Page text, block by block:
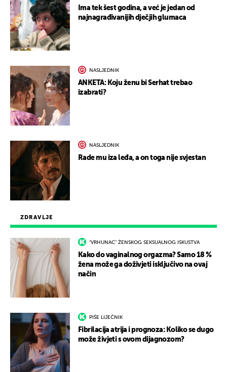
ZDRAVLJE
"VRHUNAC" ŽENSKOG SEKSUALNOG ISKUSTVA
Kako do vaginalnog orgazma? Samo 18 %
žena može ga doživjeti isključivo na ovaj
način
PIŠE LIJEČNIK
Fibrilacija atrija i prognoza: Koliko se dugo
može živjeti s ovom dijagnozom?
Ima tek šest godina, a već je jedan od
najnagrađivanijih dječjih glumaca
NASLJEDNIK
ANKETA: Koju ženu bi Serhat trebao
izabrati?
NASLJEDNIK
Rade mu iza leđa, a on toga nije svjestan